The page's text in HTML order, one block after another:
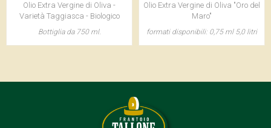
Olio Extra Vergine di Oliva -
Varietà Taggiasca - Biologico
Bottiglia da 750 ml.
Olio Extra Vergine di Oliva "Oro del
Maro"
formati disponibili: 0,75 ml 5,0 litri